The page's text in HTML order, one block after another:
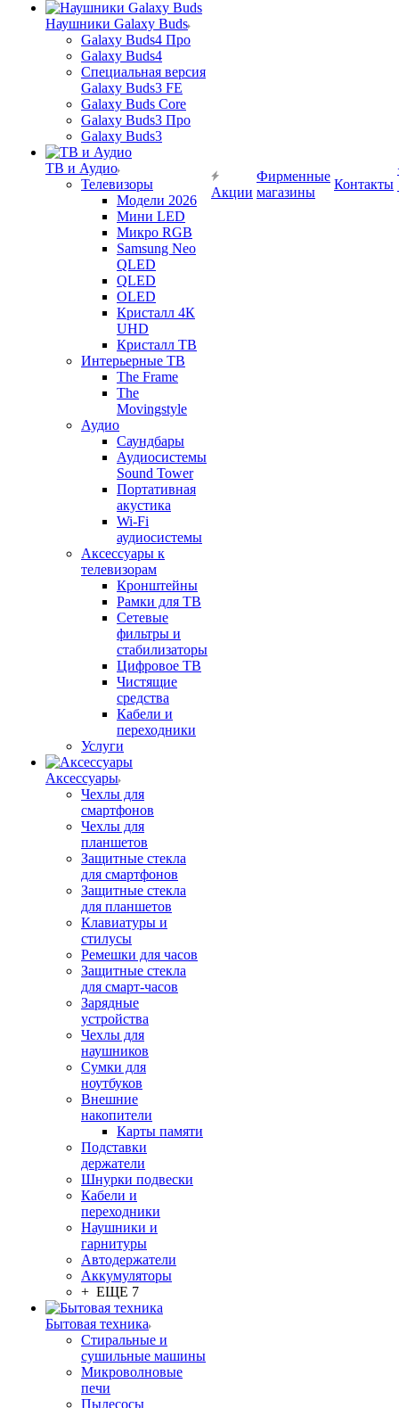
Наушники Galaxy Buds
Galaxy Buds4 Про
Galaxy Buds4
Специальная версия
Galaxy Buds3 FE
Galaxy Buds Core
Galaxy Buds3 Про
Galaxy Buds3
ТВ и Аудио
Телевизоры
Модели 2026
Мини LED
Микро RGB
Samsung Neo
QLED
QLED
OLED
Кристалл 4К
UHD
Кристалл ТВ
Интерьерные ТВ
The Frame
The
Movingstyle
Аудио
Саундбары
Аудиосистемы
Sound Tower
Портативная
акустика
Wi-Fi
аудиосистемы
Аксессуары к
телевизорам
Кронштейны
Рамки для ТВ
Сетевые
фильтры и
стабилизаторы
Цифровое ТВ
Чистящие
средства
Кабели и
переходники
Услуги
Аксессуары
Чехлы для
смартфонов
Чехлы для
планшетов
Защитные стекла
для смартфонов
Защитные стекла
для планшетов
Клавиатуры и
стилусы
Ремешки для часов
Защитные стекла
для смарт-часов
Зарядные
устройства
Чехлы для
наушников
Сумки для
ноутбуков
Внешние
накопители
Карты памяти
Подставки
держатели
Шнурки подвески
Кабели и
переходники
Наушники и
гарнитуры
Автодержатели
Аккумуляторы
+ ЕЩЕ 7
Бытовая техника
Стиральные и
сушильные машины
Микроволновые
печи
Пылесосы
Акции
Фирменные
магазины
Контакты